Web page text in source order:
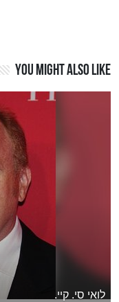
You might also like
לואי סי. קיי.